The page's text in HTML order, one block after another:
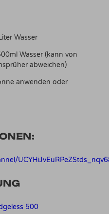
Wasser
Wasser (kann von
abweichen)
anwenden oder
500